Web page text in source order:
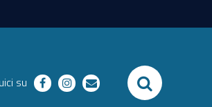
su facebookinstagram
email SEARCH